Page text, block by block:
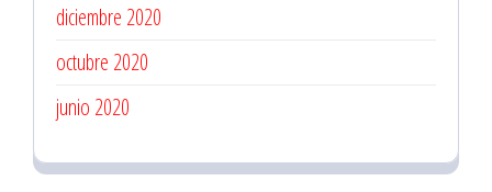
diciembre 2020
octubre 2020
junio 2020